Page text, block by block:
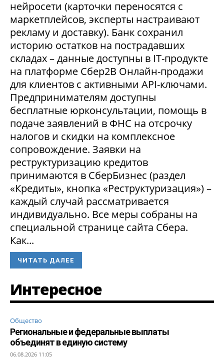
нейросети (карточки переносятся с
маркетплейсов, эксперты настраивают
рекламу и доставку). Банк сохранил
историю остатков на пострадавших
складах – данные доступны в IT-продукте
на платформе Сбер2В Онлайн-продажи
для клиентов с активными API-ключами.
Предпринимателям доступны
бесплатные юрконсультации, помощь в
подаче заявлений в ФНС на отсрочку
налогов и скидки на комплексное
сопровождение. Заявки на
реструктуризацию кредитов
принимаются в СберБизнес (раздел
«Кредиты», кнопка «Реструктуризация») –
каждый случай рассматривается
индивидуально. Все меры собраны на
специальной странице сайта Сбера.
Как...
ЧИТАТЬ ДАЛЕЕ
Интересное
Общество
Региональные и федеральные выплаты
объединят в единую систему
06.08.2026 11:05